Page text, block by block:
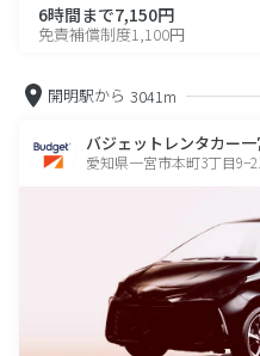
6時間まで7,150円
免責補償制度1,100円
開明駅から 3041m
バジェットレンタカー
愛知県一宮市本町3丁目